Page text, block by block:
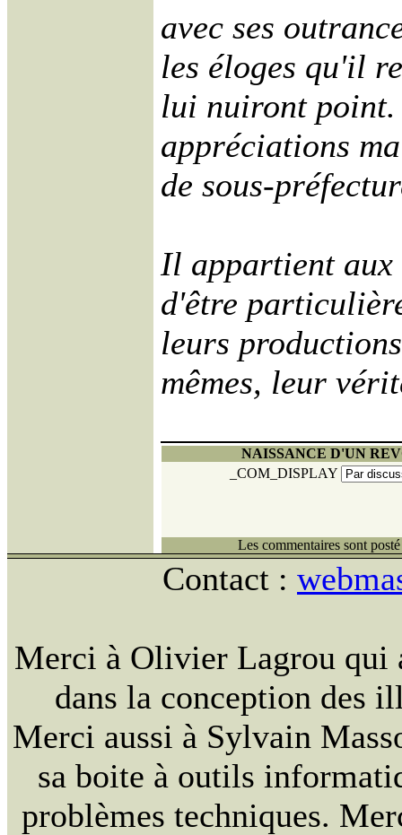
avec ses
les éloges qu'il
lui nuiront point.
appréciations
de sous-
Il appartient aux
d'être
leurs
mêmes, leur
NAISSANCE D'UN
_COM_DISPLAY
Les commentaires sont
Contact :
Merci à Olivier Lagrou qui
dans la conception des
Merci aussi à Sylvain
sa boite à outils
problèmes techniques.